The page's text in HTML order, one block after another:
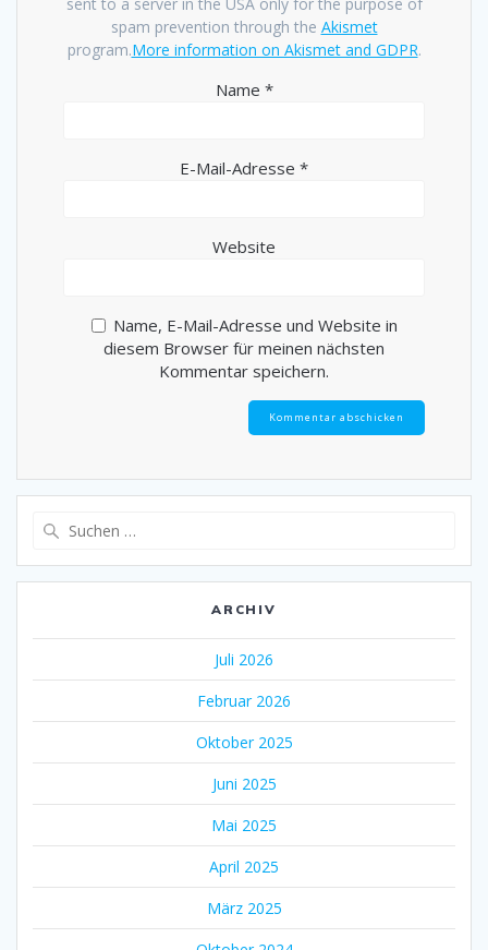
spam prevention through the Akismet
program.More information on Akismet and GDPR.
Name *
E-Mail-Adresse *
Website
Name, E-Mail-Adresse und Website in
diesem Browser für meinen nächsten
Kommentar speichern.
ARCHIV
Juli 2026
Februar 2026
Oktober 2025
Juni 2025
Mai 2025
April 2025
März 2025